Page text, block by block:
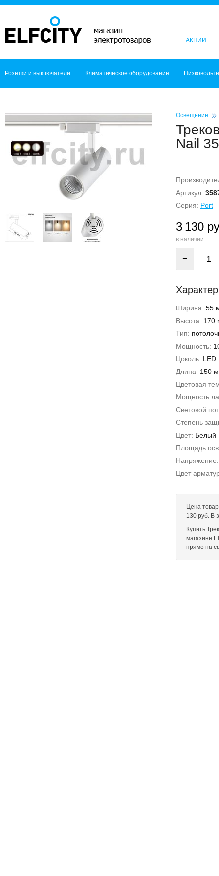
АКЦИИ
Розетки и выключатели Климатическое оборудование
Освещение
Nail
Артикул:
Серия: Port
3 130
в наличии
−
Ширина: 55
Высота: 170
Тип:
Мощность:
Цоколь: LED
Длина: 150
Цветовая
Мощность
Световой
Степень
Цвет: Белый
Площадь
Цвет
Цена
130 руб. В
Купить
магазине
прямо на